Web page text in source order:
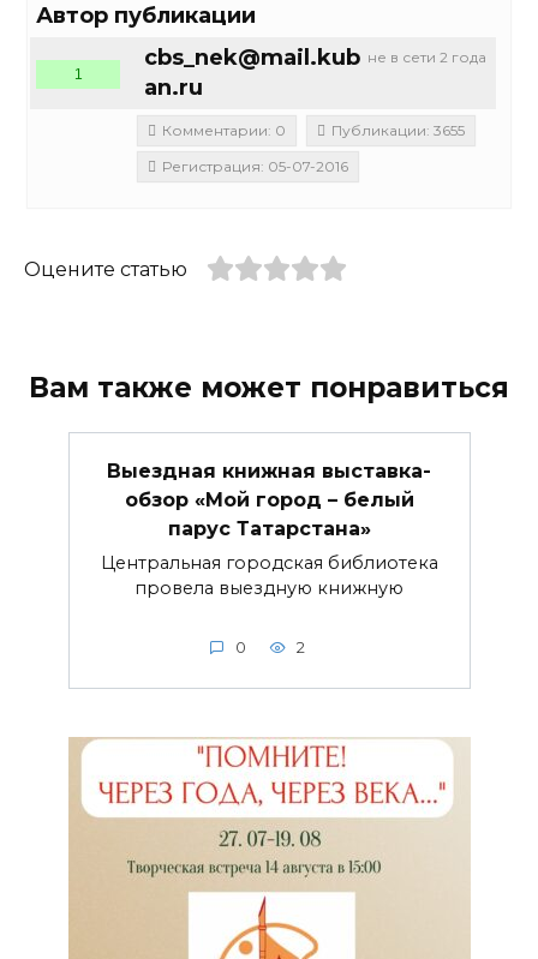
Автор публикации
не в сети 2 года
cbs_nek@mail.kub
an.ru
1
Комментарии: 0
Публикации: 3655
Регистрация: 05-07-2016
Оцените статью
Вам также может понравиться
Выездная книжная выставка-
обзор «Мой город – белый
парус Татарстана»
Центральная городская библиотека
провела выездную книжную
0 2